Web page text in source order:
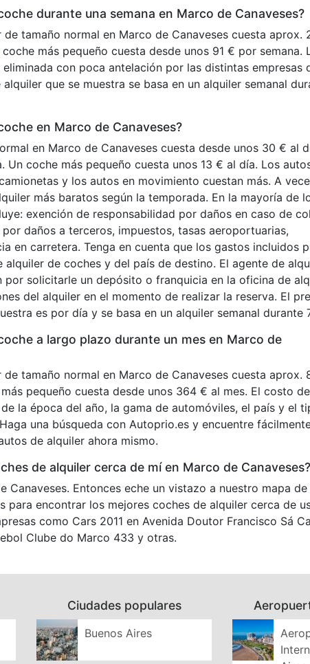
durante una semana en Marco de Canaveses?
tamaño normal en Marco de Canaveses cuesta aprox.
más pequeño cuesta desde unos 91 € por semana.
con poca antelación por las distintas empresas
que se muestra se basa en un alquiler semanal
en Marco de Canaveses?
en Marco de Canaveses cuesta desde unos 30 € al
Un coche más pequeño cuesta unos 13 € al día. Los
y los autos en movimiento cuestan más. A
más baratos según la temporada. En la mayoría de
exención de responsabilidad por daños en caso de
daños a terceros, impuestos, tasas aeroportuarias,
en carretera. Tenga en cuenta que los gastos incluidos
de coches y del país de destino. El agente de
solicitarle un depósito o franquicia en la oficina de
del alquiler en el momento de realizar la reserva. El
es por día y se basa en un alquiler semanal durante
a largo plazo durante un mes en Marco de
tamaño normal en Marco de Canaveses cuesta aprox.
pequeño cuesta desde unos 364 € al mes. El costo de
la época del año, la gama de automóviles, el país y el
una búsqueda con Autoprio.es y encuentre
de alquiler ahora mismo.
de alquiler cerca de mí en Marco de Canaveses?
Canaveses. Entonces eche un vistazo a nuestro mapa de
para encontrar los mejores coches de alquiler cerca de
como Cars 2011 en Avenida Doutor Francisco Sá
Clube do Marco 433 y otras.
Ciudades populares
Buenos Aires